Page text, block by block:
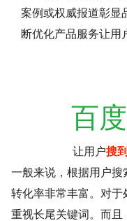
案例或权威报道彰显
断优化产品服务让用
百度
让用户搜
一般来说，根据用户搜
转化率非常丰富。对
重视长尾关键词。而